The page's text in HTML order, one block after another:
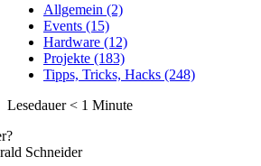
Allgemein (2)
Events (15)
Hardware (12)
Projekte (183)
Tipps, Tricks, Hacks (248)
Lesedauer < 1 Minute
Schneider